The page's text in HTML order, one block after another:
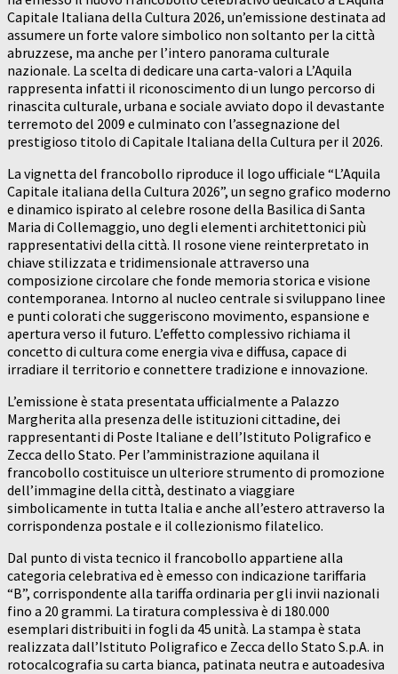
Capitale Italiana della Cultura 2026, un’emissione destinata ad
assumere un forte valore simbolico non soltanto per la città
abruzzese, ma anche per l’intero panorama culturale
nazionale. La scelta di dedicare una carta-valori a L’Aquila
rappresenta infatti il riconoscimento di un lungo percorso di
rinascita culturale, urbana e sociale avviato dopo il devastante
terremoto del 2009 e culminato con l’assegnazione del
prestigioso titolo di Capitale Italiana della Cultura per il 2026.
La vignetta del francobollo riproduce il logo ufficiale “L’Aquila
Capitale italiana della Cultura 2026”, un segno grafico moderno
e dinamico ispirato al celebre rosone della Basilica di Santa
Maria di Collemaggio, uno degli elementi architettonici più
rappresentativi della città. Il rosone viene reinterpretato in
chiave stilizzata e tridimensionale attraverso una
composizione circolare che fonde memoria storica e visione
contemporanea. Intorno al nucleo centrale si sviluppano linee
e punti colorati che suggeriscono movimento, espansione e
apertura verso il futuro. L’effetto complessivo richiama il
concetto di cultura come energia viva e diffusa, capace di
irradiare il territorio e connettere tradizione e innovazione.
L’emissione è stata presentata ufficialmente a Palazzo
Margherita alla presenza delle istituzioni cittadine, dei
rappresentanti di Poste Italiane e dell’Istituto Poligrafico e
Zecca dello Stato. Per l’amministrazione aquilana il
francobollo costituisce un ulteriore strumento di promozione
dell’immagine della città, destinato a viaggiare
simbolicamente in tutta Italia e anche all’estero attraverso la
corrispondenza postale e il collezionismo filatelico.
Dal punto di vista tecnico il francobollo appartiene alla
categoria celebrativa ed è emesso con indicazione tariffaria
“B”, corrispondente alla tariffa ordinaria per gli invii nazionali
fino a 20 grammi. La tiratura complessiva è di 180.000
esemplari distribuiti in fogli da 45 unità. La stampa è stata
realizzata dall’Istituto Poligrafico e Zecca dello Stato S.p.A. in
rotocalcografia su carta bianca, patinata neutra e autoadesiva